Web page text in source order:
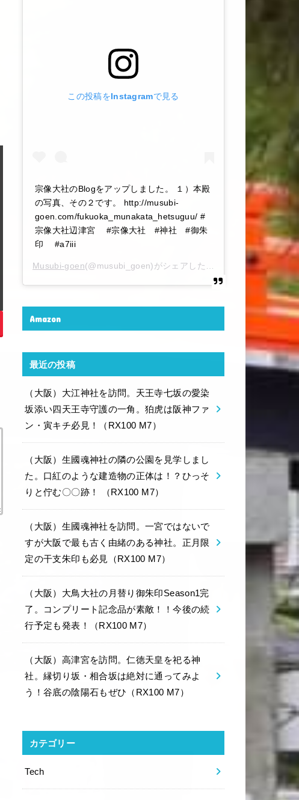
この投稿をInstagramで見る
宗像大社のBlogをアップしました。 １）本殿
の写真、その２です。 http://musubi-
goen.com/fukuoka_munakata_hetsuguu/ #
宗像大社辺津宮 #宗像大社 #神社 #御朱
印 #a7iii
Musubi-goen(@musubi_goen)がシェアした投稿 – 2020年 6月月6
Amazon
最近の投稿
（大阪）大江神社を訪問。天王寺七坂の愛染
坂添い四天王寺守護の一角。狛虎は阪神ファ
ン・寅キチ必見！（RX100 M7）
（大阪）生國魂神社の隣の公園を見学しまし
た。口紅のような建造物の正体は！？ひっそ
りと佇む〇〇跡！ （RX100 M7）
（大阪）生國魂神社を訪問。一宮ではないで
すが大阪で最も古く由緒のある神社。正月限
定の干支朱印も必見（RX100 M7）
（大阪）大鳥大社の月替り御朱印Season1完
了。コンプリート記念品が素敵！！今後の続
行予定も発表！（RX100 M7）
（大阪）高津宮を訪問。仁徳天皇を祀る神
社。縁切り坂・相合坂は絶対に通ってみよ
う！谷底の陰陽石もぜひ（RX100 M7）
カテゴリー
Tech